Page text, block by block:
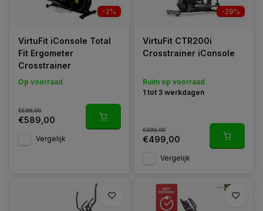
aandacht besteed aan gebruikersgemak, design en
uitgebreide functionaliteiten.
-2%
VirtuFit iConsole Total
Fit Ergometer
Crosstrainer
Op voorraad
€599,00
€589,00
Vergelijk
-29%
VirtuFit CTR200i
Crosstrainer iConsole
Ruim op voorraad
1 tot 3 werkdagen
€699,00
€499,00
Vergelijk